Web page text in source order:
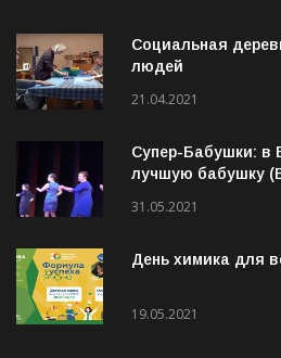
Социальная
21.04.2021
Супер-Бабушки: в
31.05.2021
День химика для